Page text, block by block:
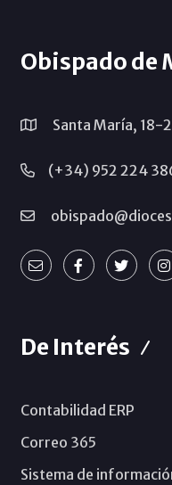
Obispado de
Santa María, 18-
(+34) 952 224
De Interés
Contabilidad ERP
Correo 365
Sistema de